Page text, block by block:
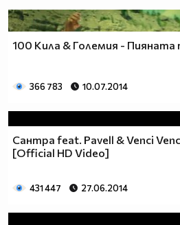
100 Кила & Големия -
366 783 10.07.2014
Сантра feat. Pavell & Venci
[Official HD Video]
431 447 27.06.2014